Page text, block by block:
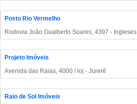
Posto Rio Vermelho
Rodovia João Gualberto Soares, 4397 - Ingleses
Projeto Imóveis
Avenida das Raias, 4000 / loj - Jurerê
Raio de Sol Imóveis